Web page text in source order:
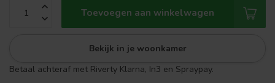
Toevoegen aan winkelwagen
Bekijk in je woonkamer
Betaal achteraf met Riverty Klarna, In3 en Spraypay.